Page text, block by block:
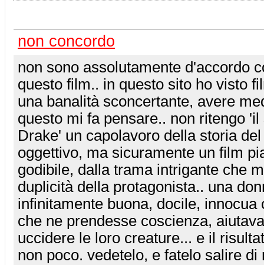
non concordo
non sono assolutamente d'accordo
questo film.. in questo sito ho visto
una banalità sconcertante, avere
questo mi fa pensare.. non ritengo
Drake' un capolavoro della storia
oggettivo, ma sicuramente un film
godibile, dalla trama intrigante che
duplicità della protagonista.. una
infinitamente buona, docile, innocua
che ne prendesse coscienza,
uccidere le loro creature... e il
non poco. vedetelo, e fatelo salire di